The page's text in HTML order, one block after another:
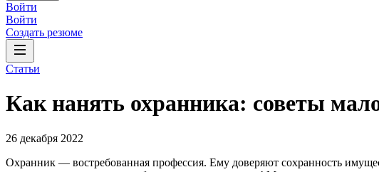
Войти
Войти
Создать резюме
Статьи
Как нанять охранника: советы
26 декабря 2022
Охранник — востребованная профессия. Ему доверяют сохранность